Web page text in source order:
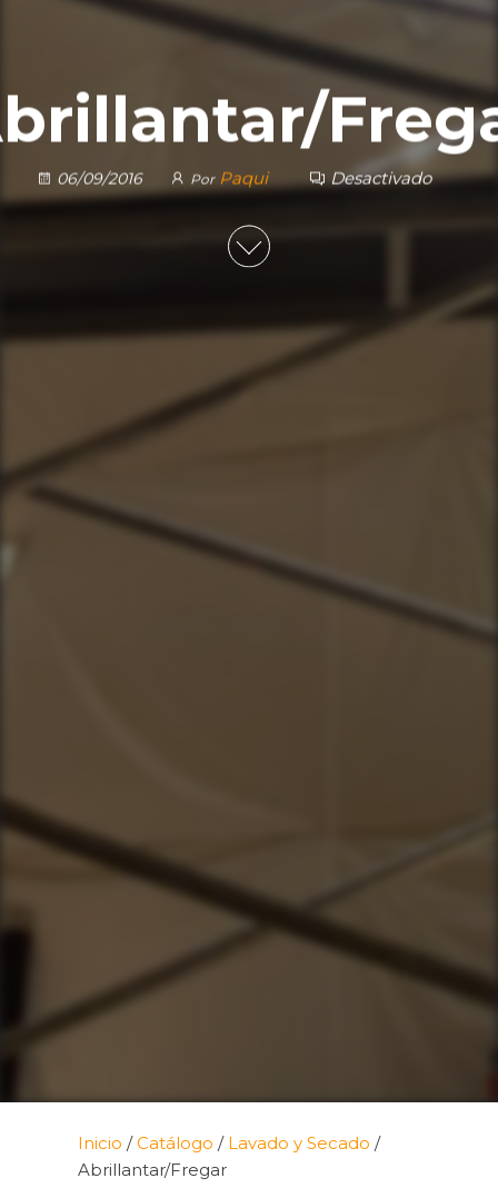
06/09/2016 Por Paqui Desactivado
Inicio /Catálogo / Lavado y Secado /
Abrillantar/Fregar